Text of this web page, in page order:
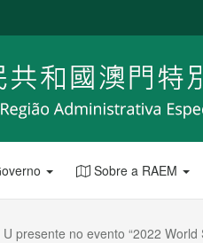
Sobre a RAEM
presente no evento “2022